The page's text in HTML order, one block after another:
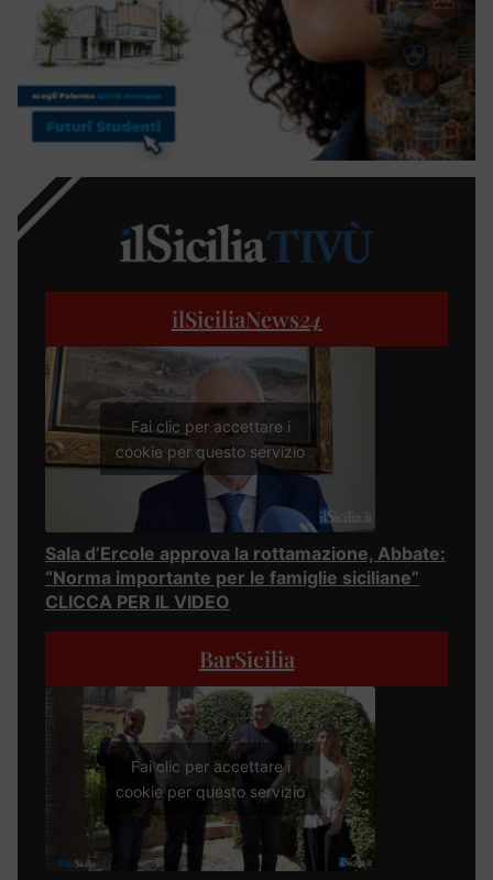
ilSiciliaNews24
Fai clic per accettare i
cookie per questo servizio
Sala d’Ercole approva la rottamazione, Abbate:
“Norma importante per le famiglie siciliane”
CLICCA PER IL VIDEO
BarSicilia
Fai clic per accettare i
cookie per questo servizio